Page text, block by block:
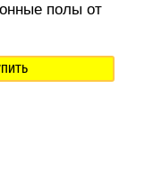
полы от